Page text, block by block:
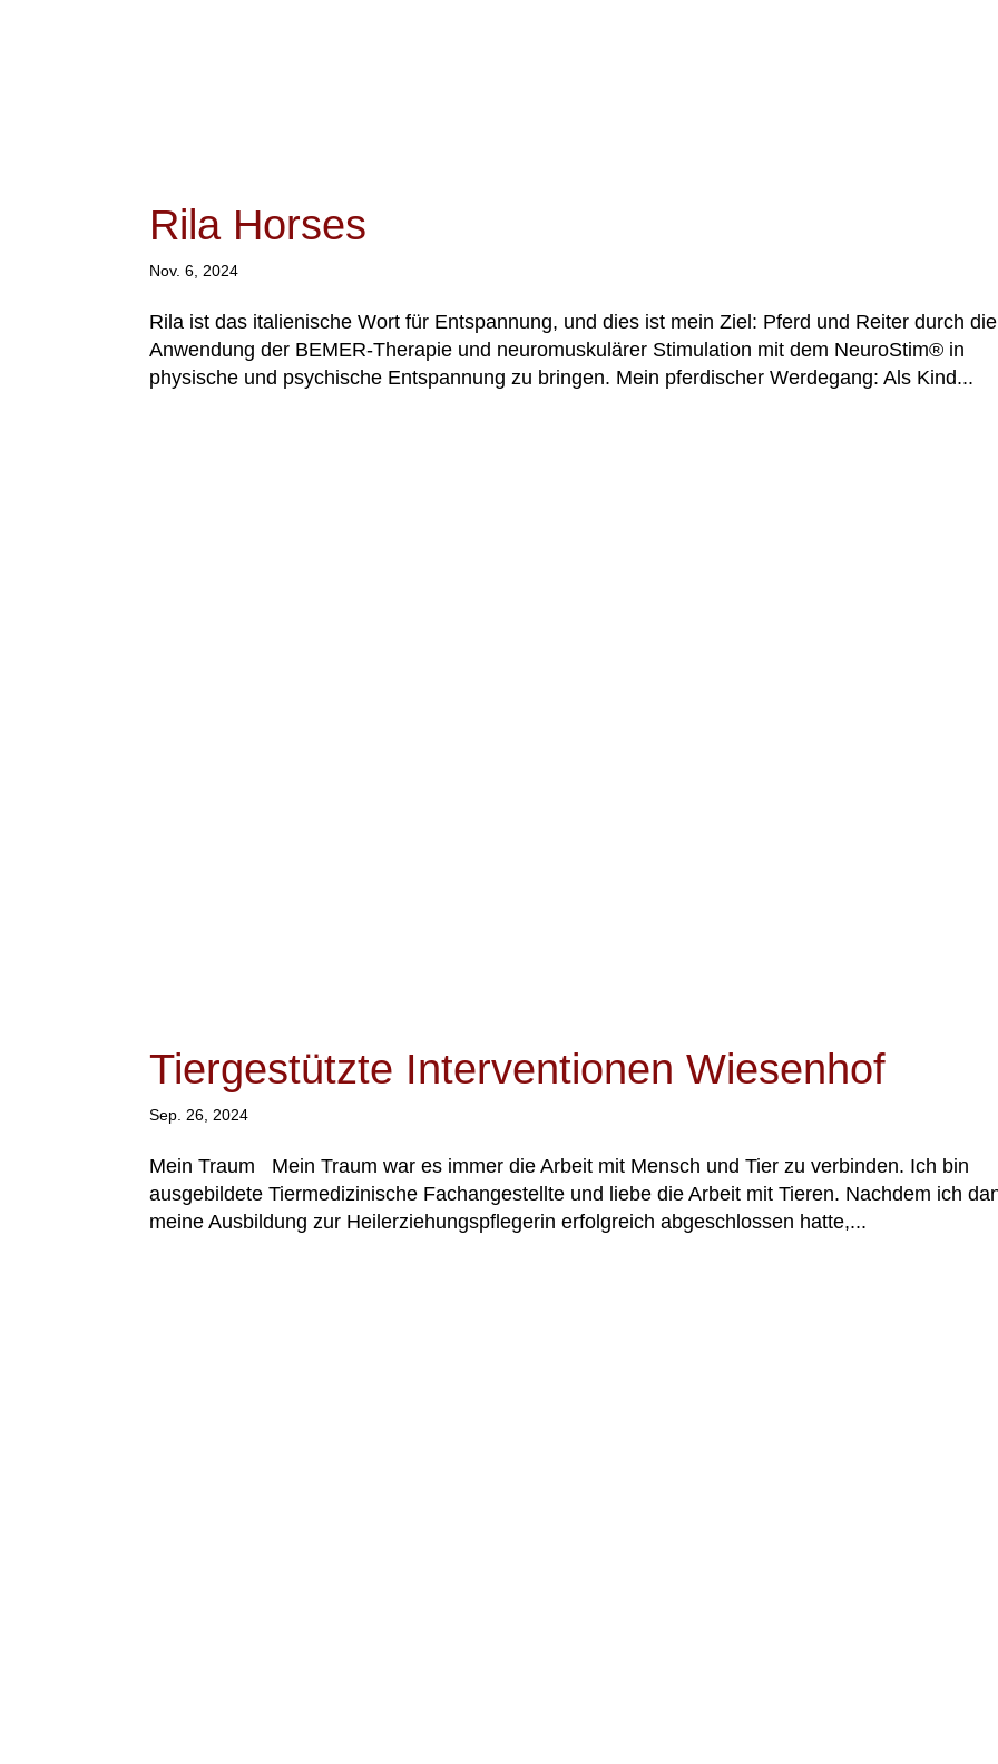
Rila Horses
Nov. 6, 2024
Rila ist das italienische Wort für Entspannung, und dies ist mein Ziel: Pferd und Reiter durch die
Anwendung der BEMER-Therapie und neuromuskulärer Stimulation mit dem NeuroStim® in
physische und psychische Entspannung zu bringen. Mein pferdischer Werdegang: Als Kind...
Tiergestützte Interventionen Wiesenhof
Sep. 26, 2024
Mein Traum Mein Traum war es immer die Arbeit mit Mensch und Tier zu verbinden. Ich bin
ausgebildete Tiermedizinische Fachangestellte und liebe die Arbeit mit Tieren. Nachdem ich
meine Ausbildung zur Heilerziehungspflegerin erfolgreich abgeschlossen hatte,...